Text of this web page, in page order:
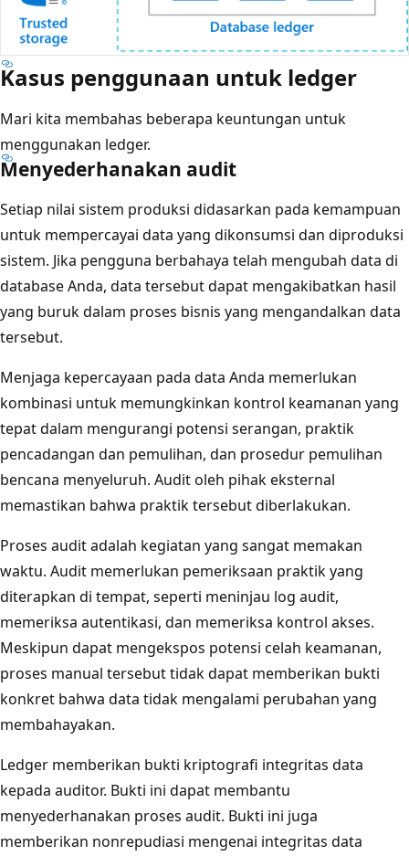
Kasus penggunaan untuk ledger
Mari kita membahas beberapa keuntungan untuk
menggunakan ledger.
Menyederhanakan audit
Setiap nilai sistem produksi didasarkan pada kemampuan
untuk mempercayai data yang dikonsumsi dan diproduksi
sistem. Jika pengguna berbahaya telah mengubah data di
database Anda, data tersebut dapat mengakibatkan hasil
yang buruk dalam proses bisnis yang mengandalkan data
tersebut.
Menjaga kepercayaan pada data Anda memerlukan
kombinasi untuk memungkinkan kontrol keamanan yang
tepat dalam mengurangi potensi serangan, praktik
pencadangan dan pemulihan, dan prosedur pemulihan
bencana menyeluruh. Audit oleh pihak eksternal
memastikan bahwa praktik tersebut diberlakukan.
Proses audit adalah kegiatan yang sangat memakan
waktu. Audit memerlukan pemeriksaan praktik yang
diterapkan di tempat, seperti meninjau log audit,
memeriksa autentikasi, dan memeriksa kontrol akses.
Meskipun dapat mengekspos potensi celah keamanan,
proses manual tersebut tidak dapat memberikan bukti
konkret bahwa data tidak mengalami perubahan yang
membahayakan.
Ledger memberikan bukti kriptografi integritas data
kepada auditor. Bukti ini dapat membantu
menyederhanakan proses audit. Bukti ini juga
memberikan nonrepudiasi mengenai integritas data